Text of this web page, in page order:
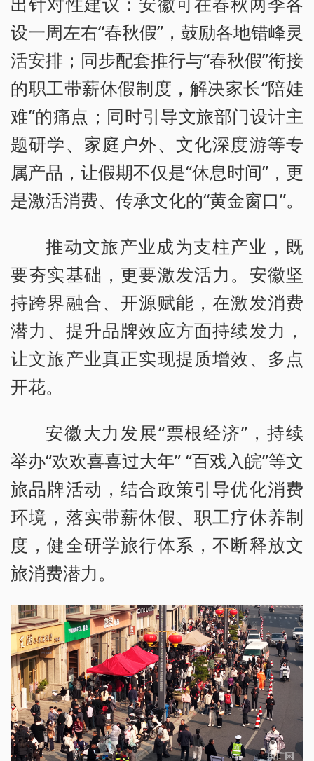
设一周左右“春秋假”，鼓励各地错峰灵
活安排；同步配套推行与“春秋假”衔接
的职工带薪休假制度，解决家长“陪娃
难”的痛点；同时引导文旅部门设计主
题研学、家庭户外、文化深度游等专
属产品，让假期不仅是“休息时间”，更
是激活消费、传承文化的“黄金窗口”。
推动文旅产业成为支柱产业，既
要夯实基础，更要激发活力。安徽坚
持跨界融合、开源赋能，在激发消费
潜力、提升品牌效应方面持续发力，
让文旅产业真正实现提质增效、多点
开花。
安徽大力发展“票根经济”，持续
举办“欢欢喜喜过大年” “百戏入皖”等文
旅品牌活动，结合政策引导优化消费
环境，落实带薪休假、职工疗休养制
度，健全研学旅行体系，不断释放文
旅消费潜力。